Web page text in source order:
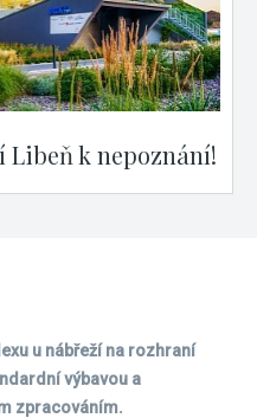
Libeň k nepoznání!
u nábřeží na rozhraní
výbavou a
zpracováním.